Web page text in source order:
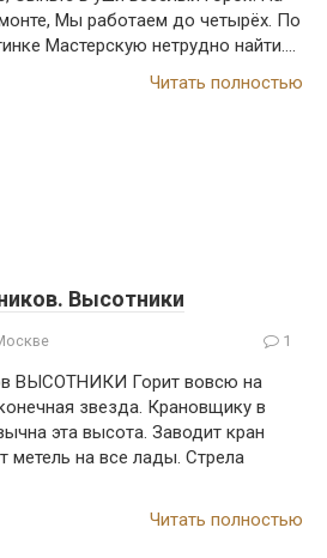
Мы работаем до четырёх. По
Мастерскую нетрудно найти….
Читать полностью
Высотники
1
ВЫСОТНИКИ Горит вовсю на
звезда. Крановщику в
эта высота. Заводит кран
метель на все лады. Стрела
Читать полностью